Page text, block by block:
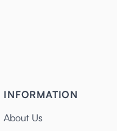
INFORMATION
About Us